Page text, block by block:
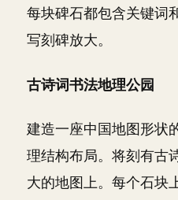
每块碑石都包含关键词
写刻碑放大。
古诗词书法地理公园
建造一座中国地图形状
理结构布局。将刻有古
大的地图上。每个石块